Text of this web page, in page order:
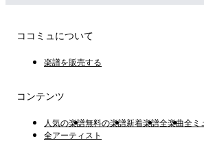
ココミュについて
楽譜を販売する
コンテンツ
人気の楽譜無料の楽譜新着楽譜全楽曲全ミ
全アーティスト